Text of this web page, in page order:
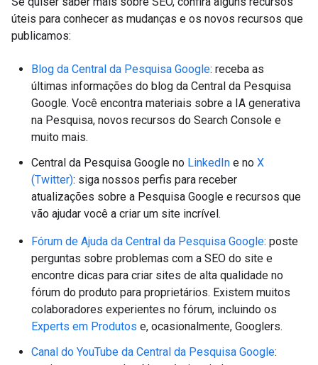
úteis para conhecer as mudanças e os novos recursos que
publicamos:
Blog da Central da Pesquisa Google: receba as
últimas informações do blog da Central da Pesquisa
Google. Você encontra materiais sobre a IA generativa
na Pesquisa, novos recursos do Search Console e
muito mais.
Central da Pesquisa Google no LinkedIn e no X
(Twitter): siga nossos perfis para receber
atualizações sobre a Pesquisa Google e recursos que
vão ajudar você a criar um site incrível.
Fórum de Ajuda da Central da Pesquisa Google: poste
perguntas sobre problemas com a SEO do site e
encontre dicas para criar sites de alta qualidade no
fórum do produto para proprietários. Existem muitos
colaboradores experientes no fórum, incluindo os
Experts em Produtos e, ocasionalmente, Googlers.
Canal do YouTube da Central da Pesquisa Google: